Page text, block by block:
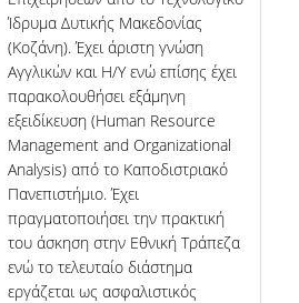
Ίδρυμα Δυτικής Μακεδονίας
(Κοζάνη). Έχει άριστη γνώση
Αγγλικών και Η/Υ ενώ επίσης έχει
παρακολουθήσει εξάμηνη
εξειδίκευση (Human Resource
Management and Organizational
Analysis) από το Καποδιστριακό
Πανεπιστήμιο. Έχει
πραγματοποιήσει την πρακτική
του άσκηση στην Εθνική Τράπεζα
ενώ το τελευταίο διάστημα
εργάζεται ως ασφαλιστικός